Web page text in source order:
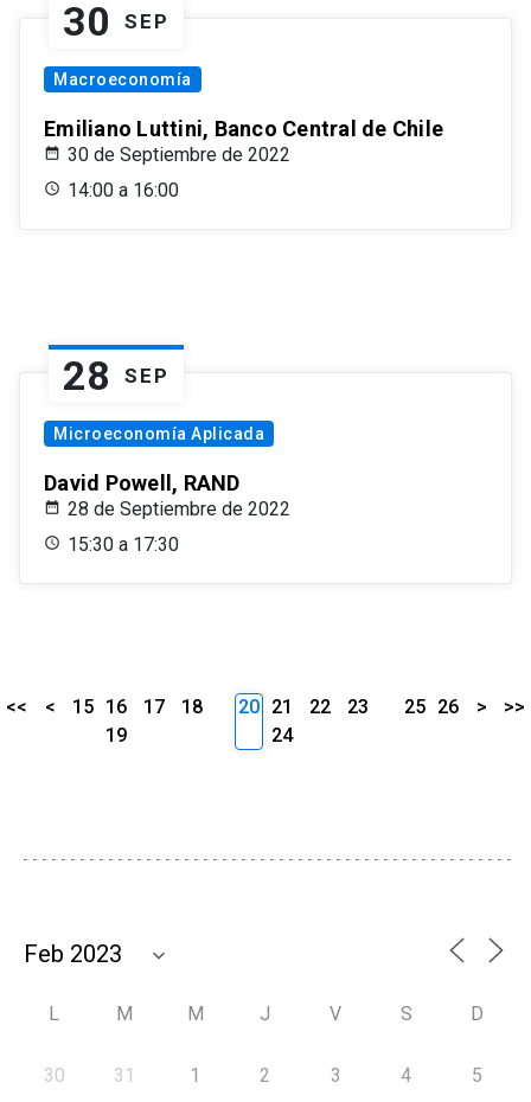
30 SEP
Macroeconomía
Emiliano Luttini, Banco Central de Chile
30 de Septiembre de 2022
14:00 a 16:00
28 SEP
Microeconomía Aplicada
David Powell, RAND
28 de Septiembre de 2022
15:30 a 17:30
<< < 15 16 17
18
19
20 21 22
23
24
25 26 > >>
L M M J V S D
30 31 1 2 3 4 5